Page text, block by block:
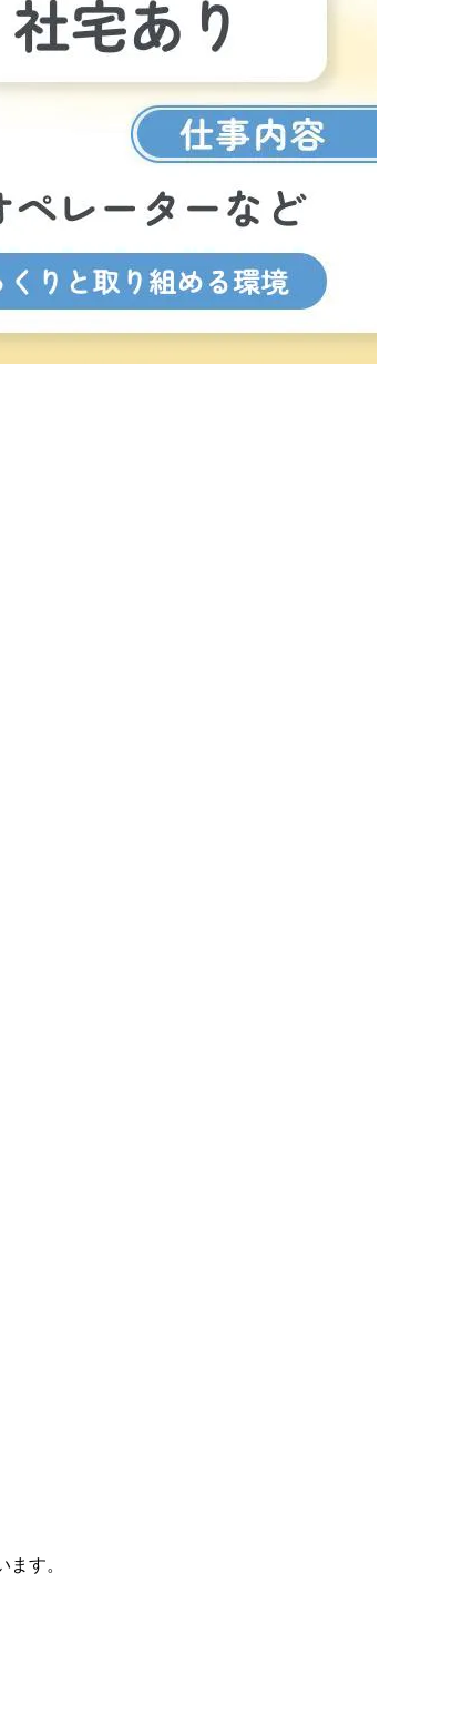
す。